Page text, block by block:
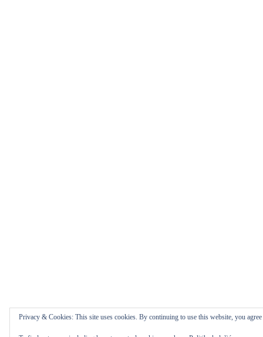
Privacy & Cookies: This site uses cookies. By continuing to use this website, you